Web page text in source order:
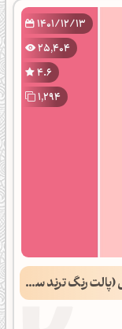
1401/12/13
25,404
4.6
1,294
ترند سال 1402)